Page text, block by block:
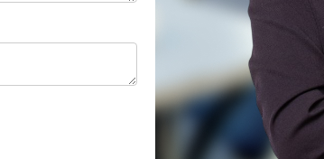
«думает», но не льет воду, помогает
использования. Если ваша Hurakan
к специалистам позволит быстро